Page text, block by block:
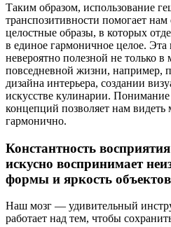
Таким образом, использование
транспозитивности помогает
целостные образы, в которых
в единое гармоничное целое.
невероятно полезной не только в
повседневной жизни, например,
дизайна интерьера, создании
искусстве кулинарии.
концепций позволяет нам видеть
гармонично.
Константность
искусно воспринимает
формы и яркость объектов
Наш мозг — удивительный
работает над тем, чтобы